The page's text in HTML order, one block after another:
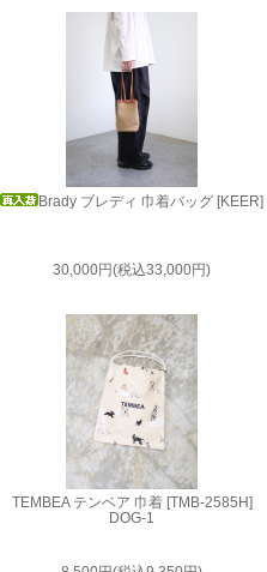
Brady ブレディ 巾着バッグ [KEER]
30,000円(税込33,000円)
TEMBEA テンベア 巾着 [TMB-2585H]
DOG-1